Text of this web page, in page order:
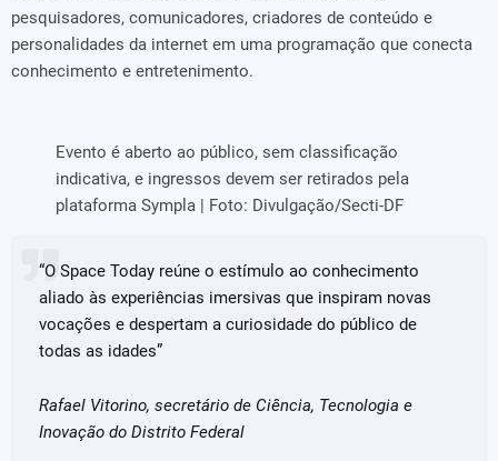
pesquisadores, comunicadores, criadores de conteúdo e
personalidades da internet em uma programação que conecta
conhecimento e entretenimento.
Evento é aberto ao público, sem classificação
indicativa, e ingressos devem ser retirados pela
plataforma Sympla | Foto: Divulgação/Secti-DF
“O Space Today reúne o estímulo ao conhecimento
aliado às experiências imersivas que inspiram novas
vocações e despertam a curiosidade do público de
todas as idades”
Rafael Vitorino, secretário de Ciência, Tecnologia e
Inovação do Distrito Federal